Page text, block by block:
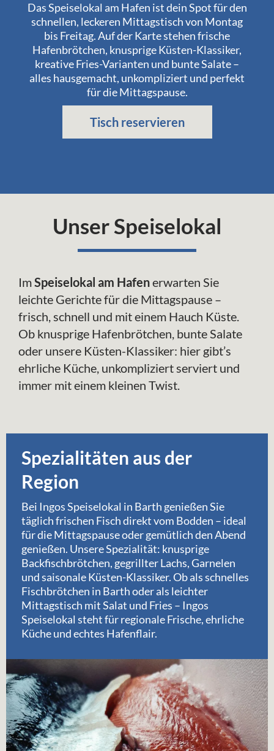
Das Speiselokal am Hafen ist dein Spot für den
schnellen, leckeren Mittagstisch von Montag
bis Freitag. Auf der Karte stehen frische
Hafenbrötchen, knusprige Küsten-Klassiker,
kreative Fries-Varianten und bunte Salate –
alles hausgemacht, unkompliziert und perfekt
für die Mittagspause.
Tisch reservieren
Unser Speiselokal
ImSpeiselokal am Hafenerwarten Sie
leichte Gerichte für die Mittagspause –
frisch, schnell und mit einem Hauch Küste.
Ob knusprige Hafenbrötchen, bunte Salate
oder unsere Küsten-Klassiker: hier gibt’s
ehrliche Küche, unkompliziert serviert und
immer mit einem kleinen Twist.
Spezialitäten aus der
Region
Bei Ingos Speiselokal in Barth genießen Sie
täglich frischen Fisch direkt vom Bodden – ideal
für die Mittagspause oder gemütlich den Abend
genießen. Unsere Spezialität: knusprige
Backfischbrötchen, gegrillter Lachs, Garnelen
und saisonale Küsten-Klassiker. Ob als schnelles
Fischbrötchen in Barth oder als leichter
Mittagstisch mit Salat und Fries – Ingos
Speiselokal steht für regionale Frische, ehrliche
Küche und echtes Hafenflair.